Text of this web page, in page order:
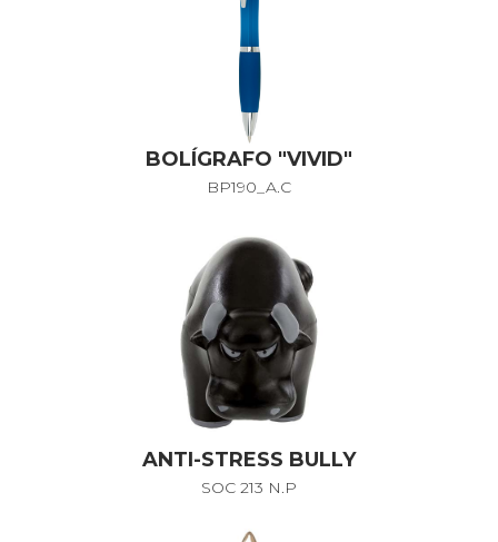
BOLÍGRAFO "VIVID"
BP190_A.C
ANTI-STRESS BULLY
SOC 213 N.P